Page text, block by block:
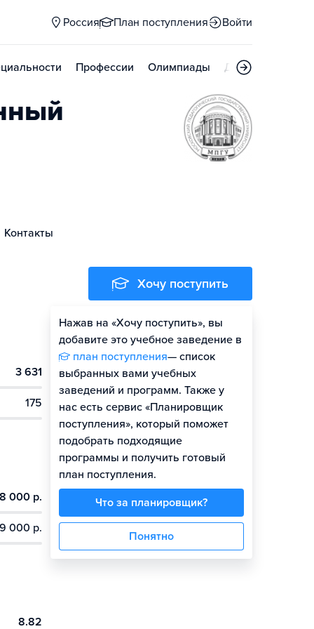
Россия План поступления Войти
Профессии Олимпиады Дни открытых
Контакты
3 631
175
000 р.
000 р.
8.82
Хочу поступить
Нажав на «Хочу поступить», вы
добавите это учебное заведение в
план поступления— список
выбранных вами учебных
заведений и программ. Также у
нас есть сервис «Планировщик
поступления», который поможет
подобрать подходящие
программы и получить готовый
план поступления.
Что за планировщик?
Понятно
Оценить шансы
Гайд по поступлению